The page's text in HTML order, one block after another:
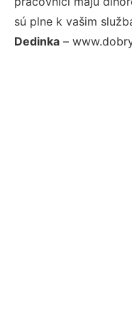
sú plne k vašim
Dedinka –